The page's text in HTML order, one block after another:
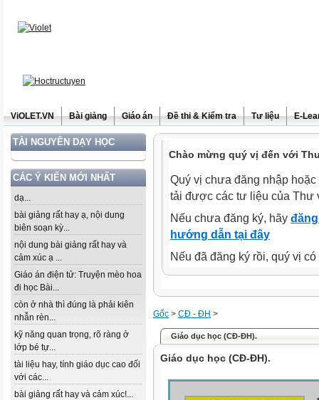
ViOLET.VN Bài giảng Giáo án Đề thi & Kiểm tra Tư liệu E-
TÀI NGUYÊN DẠY HỌC
CÁC Ý KIẾN MỚI NHẤT
dạ...
bài giảng rất hay ạ, nội dung
biên soạn kỳ...
nội dung bài giảng rất hay và
cảm xúc ạ ...
Giáo án điện tử: Truyện mèo hoa
đi học Bài...
còn ở nhà thì đúng là phải kiên
nhẫn rèn...
kỹ năng quan trọng, rõ ràng ở
lớp bé tự...
tài liệu hay, tính giáo dục cao đối
với các...
bài giảng rất hay và cảm xúc!...
Chào mừng quý vị đến với
Quý vị chưa đăng nhập
tải được các tư liệu của Thư
Nếu chưa đăng ký, hãy
hướng dẫn tại đây
Nếu đã đăng ký rồi, quý vị
Gốc > CĐ - ĐH >
Giáo dục học (CĐ-ĐH).
Giáo dục học (CĐ-ĐH).